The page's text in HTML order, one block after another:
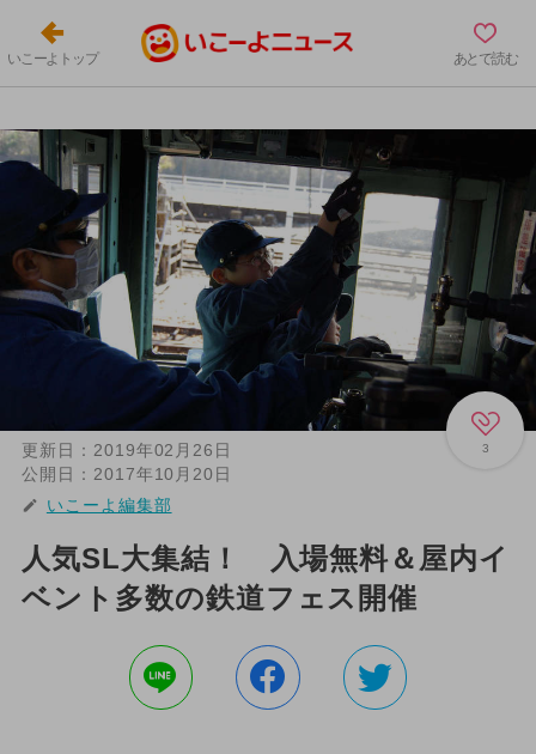
いこーよトップ あとで読む
3
更新日： 2019年02月26日
公開日： 2017年10月20日
いこーよ編集部
人気SL大集結！ 入場無料＆屋内イ
ベント多数の鉄道フェス開催